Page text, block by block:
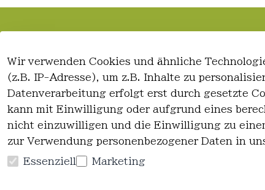
Wir verwenden Cookies und ähnliche
(z.B. IP-Adresse), um z.B. Inhalte zu
Datenverarbeitung erfolgt erst durch gesetzte
kann mit Einwilligung oder aufgrund eines
nicht einzuwilligen und die Einwilligung zu
zur Verwendung personenbezogener Daten in
Essenziell Marketing
AGB
Impressum
Datenschutzerklärung
Widerrufsrecht
Kontakt